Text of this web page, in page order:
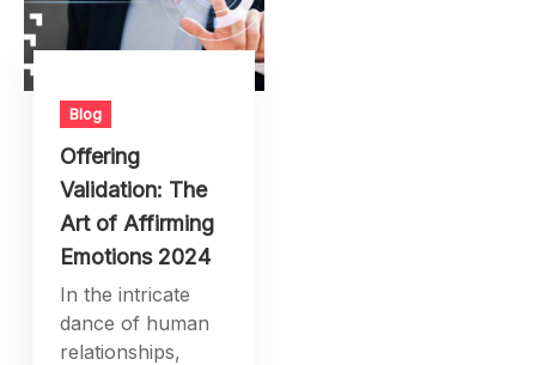
Blog
Offering
Validation: The
Art of Affirming
Emotions 2024
In the intricate
dance of human
relationships,